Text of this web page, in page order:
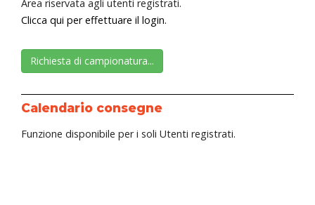
Area riservata agli utenti registrati.
Clicca qui per effettuare il login.
Richiesta di campionatura...
Calendario consegne
Funzione disponibile per i soli Utenti registrati.